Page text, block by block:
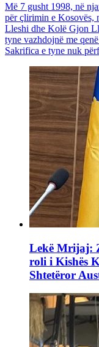
Më 7 gusht 1998, në
për çlirimin e Kosovës,
Lleshi dhe Kolë Gjon
tyne vazhdojnë me
Sakrifica e tyne nuk
Lekë Mrijaj:
roli i Kishës
Shtetëror